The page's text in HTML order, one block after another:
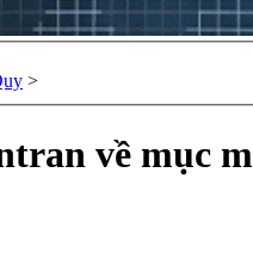
>
về mục